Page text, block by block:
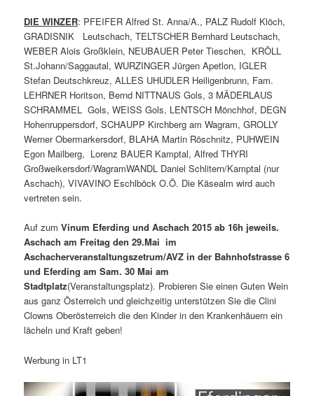
DIE WINZER: PFEIFER Alfred St. Anna/A., PALZ Rudolf Klöch,
GRADISNIK Leutschach, TELTSCHER Bernhard Leutschach,
WEBER Alois Großklein, NEUBAUER Peter Tieschen, KRÖLL
St.Johann/Saggautal, WURZINGER Jürgen Apetlon, IGLER
Stefan Deutschkreuz, ALLES UHUDLER Heiligenbrunn, Fam.
LEHRNER Horitson, Bernd NITTNAUS Gols, 3 MÄDERLAUS
SCHRAMMEL Gols, WEISS Gols, LENTSCH Mönchhof, DEGN
Hohenruppersdorf, SCHAUPP Kirchberg am Wagram, GROLLY
Werner Obermarkersdorf, BLAHA Martin Röschnitz, PUHWEIN
Egon Mailberg, Lorenz BAUER Kamptal, Alfred THYRI
Großweikersdorf/WagramWANDL Daniel Schlitern/Kamptal (nur
Aschach), VIVAVINO Eschlböck O.Ö. Die Käsealm wird auch
vertreten sein.
Auf zumVinum Eferding und Aschach 2015 ab 16h jeweils.
Aschach am Freitag den 29.Mai im
Aschacherveranstaltungszetrum/AVZ in der Bahnhofstrasse 6
und Eferding am Sam. 30 Mai am
Stadtplatz(Veranstaltungsplatz). Probieren Sie einen Guten Wein
aus ganz Österreich und gleichzeitig unterstützen Sie die Clini
Clowns Oberösterreich die den Kinder in den Krankenhäuern ein
lächeln und Kraft geben!
Werbung in LT1
Video-